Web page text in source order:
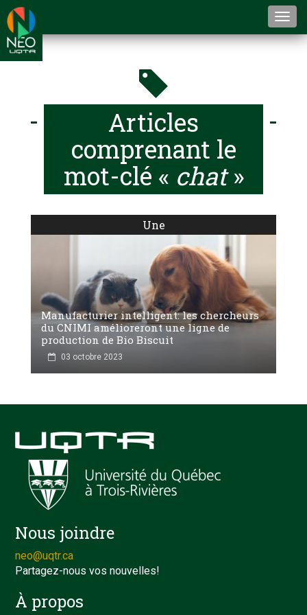
Articles
comprenant le
mot-clé « chat»
Une
Manufacturier intelligent: les chercheurs
du CNIMI amélioreront une ligne de
production de Bio Biscuit
03 octobre 2023
Nous joindre
neo@uqtr.ca
Partagez-nous vos nouvelles!
À propos